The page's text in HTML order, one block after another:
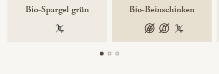
Bio-Spargel grün
100 % gentechnikfrei
Bio-Beinschinken
glutenfrei
laktosefrei
100 %